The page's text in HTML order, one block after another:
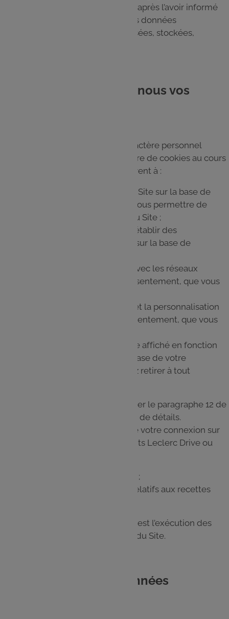
le consentement de ce dernier, et après l’avoir informé
des conditions dans lesquelles ses données
personnelles sont recueillies, utilisées, stockées,
5. Pourquoi collectons-nous vos
Les traitements de données à caractère personnel
engendrés par le dépôt et la lecture de cookies au cours
de votre navigation sur le Site servent à :
Assurer le fonctionnement du Site sur la base de
l'intérêt légitime du GALEC de vous permettre de
bénéficier des fonctionnalités du Site ;
Mesurer l’audience du Site et établir des
statistiques anonymes de visite sur la base de
Assurer l’interactivité du Site avec les réseaux
sociaux sur la base de votre consentement, que vous
Améliorer les fonctionnalités et la personnalisation
du Site sur la base de votre consentement, que vous
Adapter le contenu publicitaire affiché en fonction
de vos centres d’intérêts sur la base de votre
consentement, que vous pouvez retirer à tout
Nous vous invitons à consulter le paragraphe 12 de
la présente Charte pour plus de détails.
Les traitements engendrés lors de votre connexion sur
le Site par le biais de vos identifiants Leclerc Drive ou
Mettre en favoris des recettes ;
Déposer des avis ou astuces relatifs aux recettes
La base légale de ces traitements est l’exécution des
Conditions générales d'utilisation du Site.
6. Qui a accès à vos données